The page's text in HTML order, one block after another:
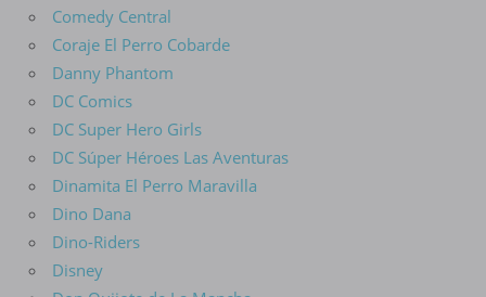
Comedy Central
Coraje El Perro Cobarde
Danny Phantom
DC Comics
DC Super Hero Girls
DC Súper Héroes Las Aventuras
Dinamita El Perro Maravilla
Dino Dana
Dino-Riders
Disney